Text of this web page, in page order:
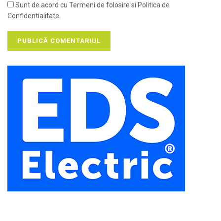
Sunt de acord cu Termeni de folosire si Politica de
Confidentialitate.